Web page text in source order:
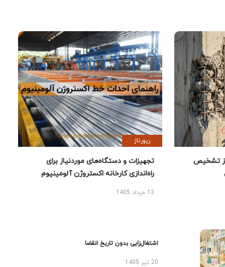
تشخیص
رپورتاژ
تجهیزات و دستگاه‌های موردنیاز برای
راه‌اندازی کارخانه اکستروژن آلومینیوم
13 مرداد 1405
اشتغال‌زایی بدون تاریخ انقضا
20 تیر 1405